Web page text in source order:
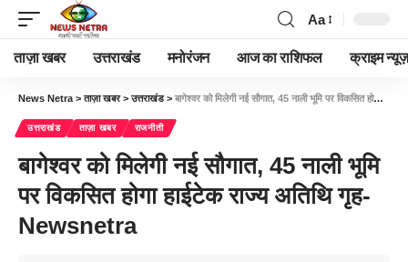
Aa
ताज़ा खबर उत्तराखंड मनोरंजन आज का राशिफल क्राइम न्यूज़
News Netra >ताज़ा खबर>उत्तराखंड> बागेश्वर को मिलेगी नई सौगात, 45 नाली भूमि पर विकसित होगा हाईटेक राज्य अतिथि गृह-Newsnetra
उत्तराखंड ताज़ा खबर राजनीती
बागेश्वर को मिलेगी नई सौगात, 45 नाली भूमि
पर विकसित होगा हाईटेक राज्य अतिथि गृह-
Newsnetra